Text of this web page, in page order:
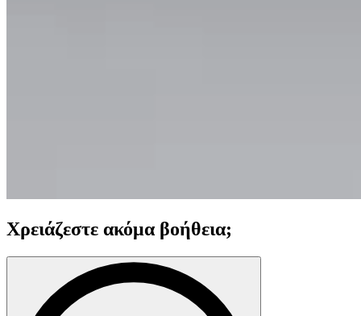
Χρειάζεστε ακόμα βοήθεια;